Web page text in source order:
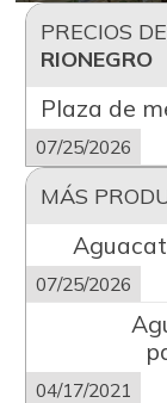
PRECIOS DE
RIONEGRO
Plaza de
07/25/2026
MÁS
07/25/2026
04/17/2021